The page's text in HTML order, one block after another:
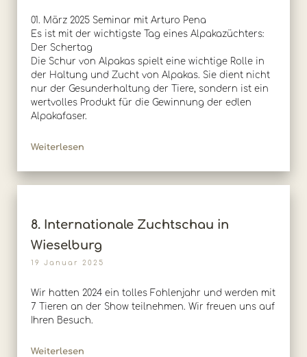
01. März 2025 Seminar mit Arturo Pena
Es ist mit der wichtigste Tag eines Alpakazüchters:
Der Schertag
Die Schur von Alpakas spielt eine wichtige Rolle in
der Haltung und Zucht von Alpakas. Sie dient nicht
nur der Gesunderhaltung der Tiere, sondern ist ein
wertvolles Produkt für die Gewinnung der edlen
Alpakafaser.
Weiterlesen
8. Internationale Zuchtschau in
Wieselburg
19 Januar 2025
Wir hatten 2024 ein tolles Fohlenjahr und werden mit
7 Tieren an der Show teilnehmen. Wir freuen uns auf
Ihren Besuch.
Weiterlesen